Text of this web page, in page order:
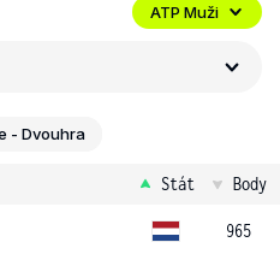
ATP Muži
- Dvouhra
Stát Body
965